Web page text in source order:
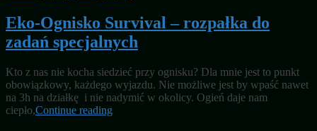
Eko-Ognisko Survival – rozpałka do
zadań specjalnych
Kto z nas nie kocha siedzieć przy ognisku? Dla mnie jest to punkt
obowiązkowy, każdego wyjazdu. Nie możliwe jest by wpaść nawet
na 3h na działkę i nie nadymić w okolicy. Ogień daje nam
ciepło,Continue reading